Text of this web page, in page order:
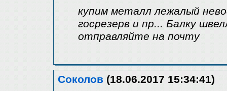
купим металл лежалый
госрезерв и пр... Балку
отправляйте на почту
Соколов (18.06.2017 15:34:41)